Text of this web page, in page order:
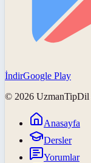
İndirGoogle Play
© 2026 UzmanTipDil
Anasayfa
Dersler
Yorumlar